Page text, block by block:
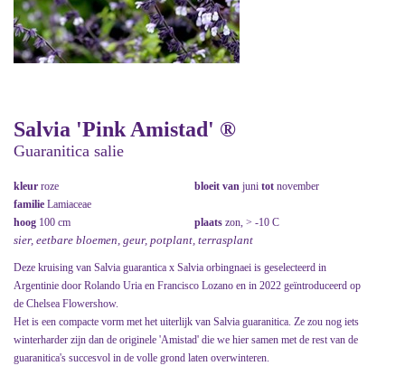
Salvia 'Pink Amistad' ®
Guaranitica salie
kleur roze bloeit van juni tot november
familie Lamiaceae
hoog 100 cm plaats zon, > -10 C
sier, eetbare bloemen, geur, potplant, terrasplant
Deze kruising van Salvia guarantica x Salvia orbingnaei is geselecteerd in
Argentinie door Rolando Uria en Francisco Lozano en in 2022 geïntroduceerd op
de Chelsea Flowershow.
Het is een compacte vorm met het uiterlijk van Salvia guaranitica. Ze zou nog iets
winterharder zijn dan de originele 'Amistad' die we hier samen met de rest van de
guaranitica's succesvol in de volle grond laten overwinteren.